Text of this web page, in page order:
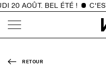
20 AOÛT. BEL ÉTÉ !
RETOUR